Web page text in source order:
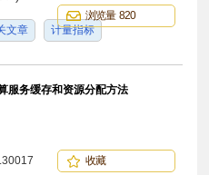
文章 计量指标
浏览量 820
服务缓存和资源分配方法
收藏